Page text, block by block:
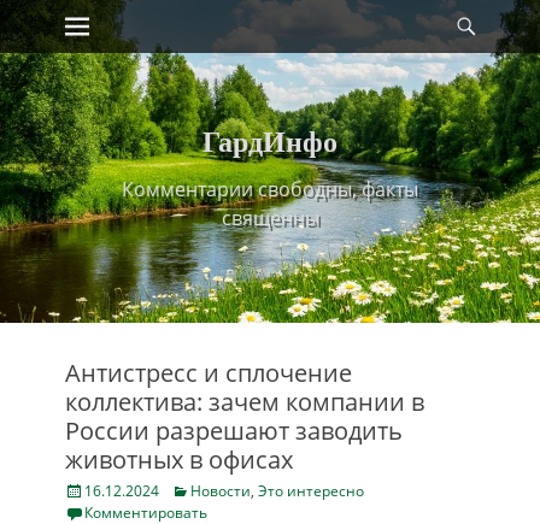
Skip
to
content
Primary Menu
ГардИнфо
Комментарии свободны, факты
священны
Антистресс и сплочение
коллектива: зачем компании в
России разрешают заводить
животных в офисах
Posted
on
16.12.2024 Categories
Новости, Это интересно
Комментировать